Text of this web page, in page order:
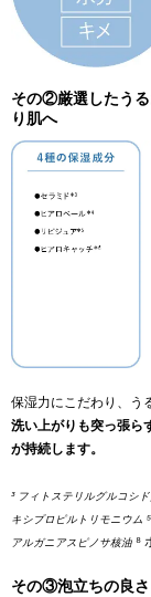
その②厳選したうる
り肌へ
保湿力にこだわり、う
洗い上がりも突っ張ら
が持続します。
³ フィトステリルグルコシ
キシプロピルトリモニウム
アルガニアスピノサ核油 ⁸
その③泡立ちの良